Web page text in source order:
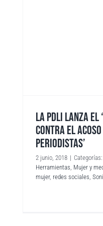
LA PDLI LANZA EL
CONTRA EL
PERIODISTAS’
2 junio, 2018 |
Herramientas, Mujer y
mujer, redes sociales,